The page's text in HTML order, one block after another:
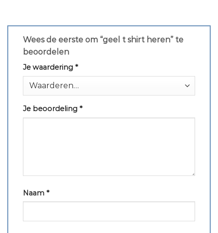
Wees de eerste om “geel t shirt heren” te
beoordelen
Je waardering *
Je beoordeling *
Naam *